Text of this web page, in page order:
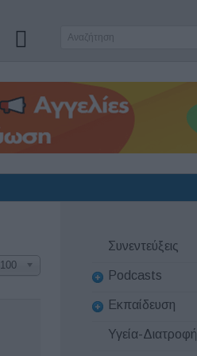
100
Συνεντεύξεις
Podcasts
Εκπαίδευση
Υγεία-Διατροφή